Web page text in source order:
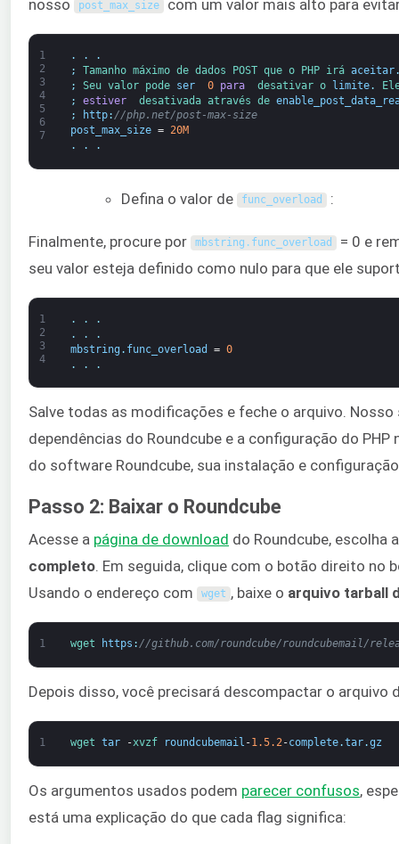
nosso post_max_size com um valor mais alto para
1
2
3
4
5
6
7
. .
.
;
Tamanho máximo de dados POST que o PHP irá aceitar
;
Seu valor pode ser 0 para desativar o limite.
;
estiver desativada através de
;
http: //php.net/post-max-size
post_max_size = 20M
.
. .
Defina o valor de func_overload :
Finalmente, procure por mbstring . func_overload = 0 e
seu valor esteja definido como nulo para que ele
1
2
3
4
. .
.
.
.
.
mbstring . func_overload = 0
.
. .
Salve todas as modificações e feche o arquivo.
dependências do Roundcube e a configuração do
do software Roundcube, sua instalação e
Passo 2: Baixar o Roundcube
Acesse a página de download do Roundcube, escolha
completo . Em seguida, clique com o botão direito no
Usando o endereço com
wget , baixe o arquivo tarball
1 wget https : //github.com/roundcube/roundcubemail/
Depois disso, você precisará descompactar o arquivo
1 wget tar -xvzf roundcubemail -1.5.2-complete.tar.gz
Os argumentos usados podem parecer confusos,
está uma explicação do que cada flag significa: